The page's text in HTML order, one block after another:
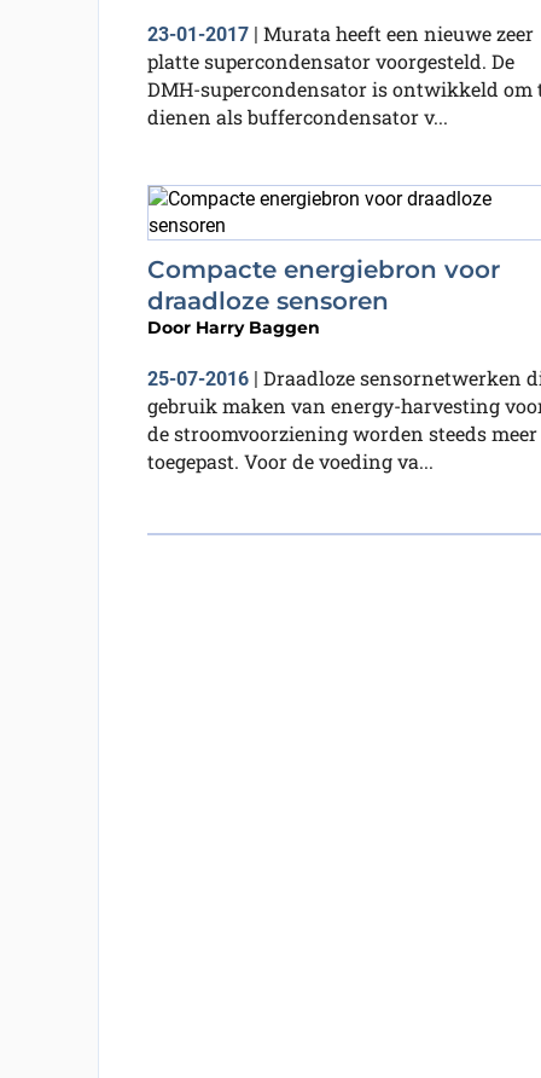
23-01-2017| Murata heeft een nieuwe zeer
platte supercondensator voorgesteld. De
DMH-supercondensator is ontwikkeld om
dienen als buffercondensator v...
Compacte energiebron voor
draadloze sensoren
Door Harry Baggen
25-07-2016| Draadloze sensornetwerken
gebruik maken van energy-harvesting
de stroomvoorziening worden steeds meer
toegepast. Voor de voeding va...